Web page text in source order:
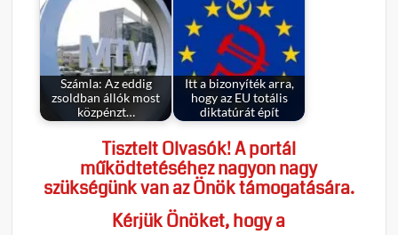
Számla: Az eddig
zsoldban állók most
közpénzt…
Itt a bizonyíték arra,
hogy az EU totális
diktatúrát épít
Tisztelt Olvasók! A portál
működtetéséhez nagyon nagy
szükségünk van az Önök támogatására.
Kérjük Önöket, hogy a